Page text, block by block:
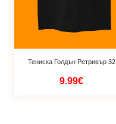
Тениска Голдън Ретривър 32
9.99€